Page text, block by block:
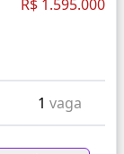
R$ 1.595.000
1 vaga